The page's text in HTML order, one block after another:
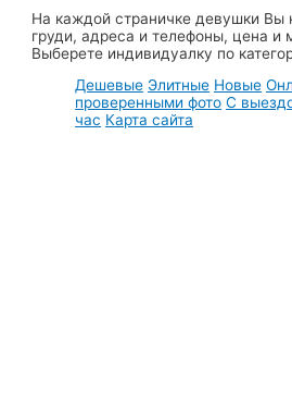
На каждой страничке девушки Вы
груди, адреса и телефоны, цена и
Выберете индивидуалку по
Дешевые Элитные Новые
проверенными фото С
час Карта сайта